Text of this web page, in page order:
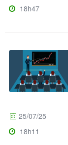
18h47
25/07/25
18h11